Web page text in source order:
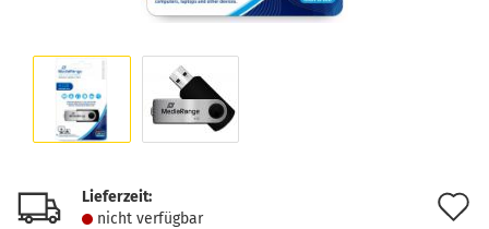
Lieferzeit:
nicht verfügbar